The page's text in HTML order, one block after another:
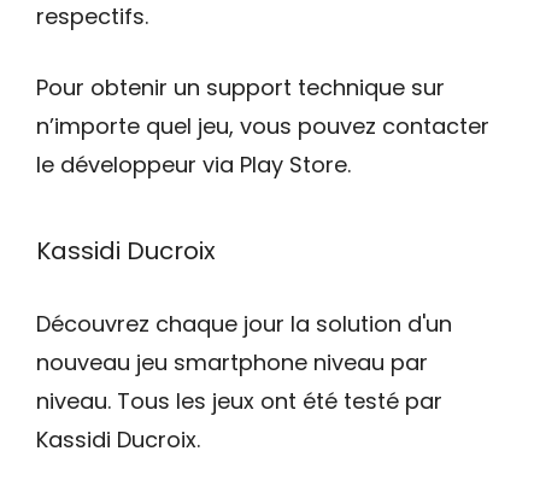
respectifs.
Pour obtenir un support technique sur
n’importe quel jeu, vous pouvez contacter
le développeur via Play Store.
Kassidi Ducroix
Découvrez chaque jour la solution d'un
nouveau jeu smartphone niveau par
niveau. Tous les jeux ont été testé par
Kassidi Ducroix.